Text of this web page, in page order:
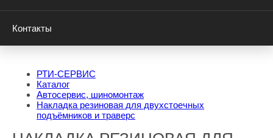
Контакты
РТИ-СЕРВИС
Каталог
Автосервис, шиномонтаж
Накладка резиновая для двухстоечных
подъёмников и траверс